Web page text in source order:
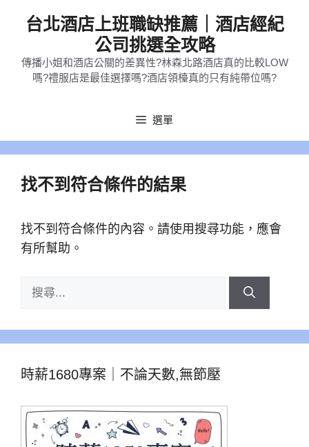
台北酒店上班職缺推薦｜酒店經紀
公司挑選全攻略
傳播小姐和酒店公關的差異性?林森北路酒店真的比較LOW
嗎?禮服店是最佳選擇嗎?酒店領檯真的只有純帶位嗎?
選單
找不到符合條件的結果
找不到符合條件的內容。請使用搜尋功能，應會
有所幫助。
時薪1680專案｜不論天數,無節壓